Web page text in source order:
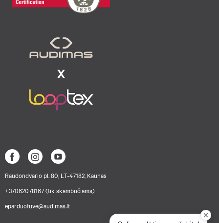
Raudondvario pl. 80, LT-47182, Kaunas
+37062078167 (tik skambučiams)
eparduotuve@audimas.lt